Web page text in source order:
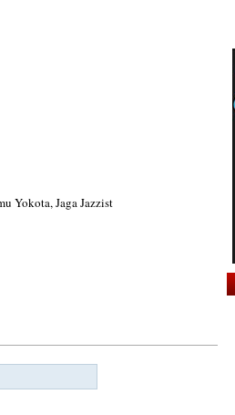
Yokota, Jaga Jazzist